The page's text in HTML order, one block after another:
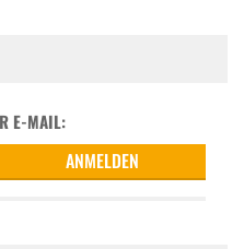
E-MAIL: